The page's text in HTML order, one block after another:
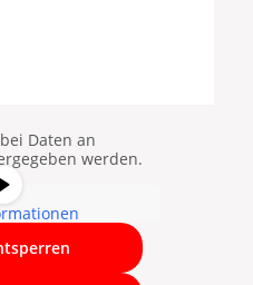
Daten an
werden.